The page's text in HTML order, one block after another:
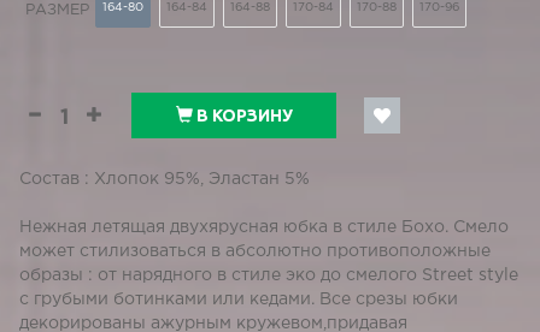
РАЗМЕР 164-80 164-84 164-88 170-84 170-88 170-96
В КОРЗИНУ
Состав : Хлопок 95%, Эластан 5%
Нежная летящая двухярусная юбка в стиле Бохо. Смело
может стилизоваться в абсолютно противоположные
образы : от нарядного в стиле эко до смелого Street style
c грубыми ботинками или кедами. Все срезы юбки
декорированы ажурным кружевом,придавая